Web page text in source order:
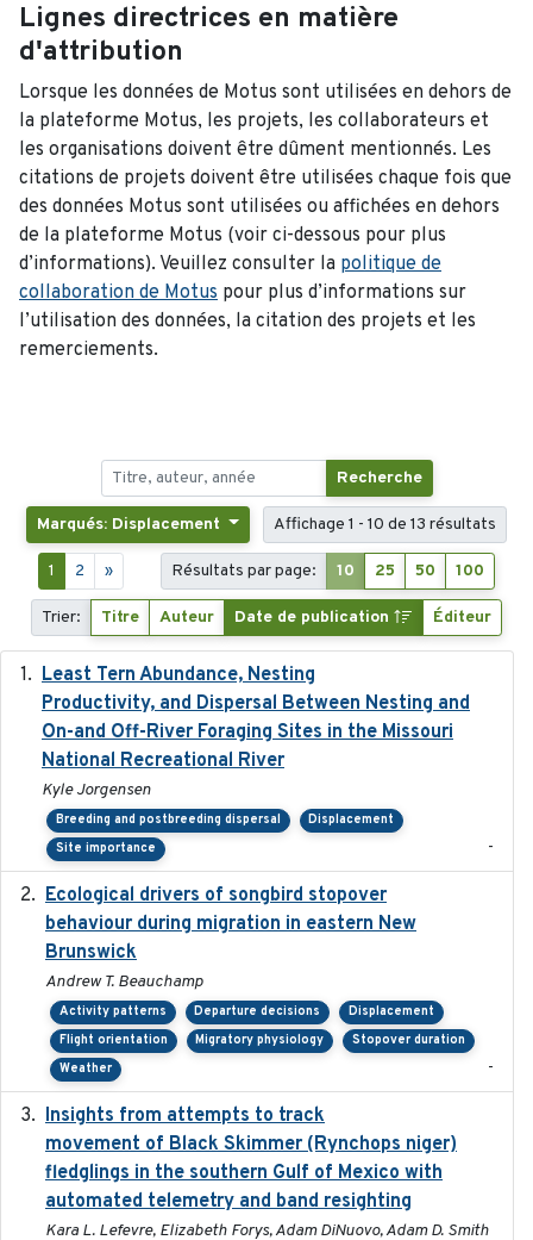
Lignes directrices en matière
d'attribution
Lorsque les données de Motus sont utilisées en dehors de
la plateforme Motus, les projets, les collaborateurs et
les organisations doivent être dûment mentionnés. Les
citations de projets doivent être utilisées chaque fois que
des données Motus sont utilisées ou affichées en dehors
de la plateforme Motus (voir ci-dessous pour plus
d’informations). Veuillez consulter la politique de
collaboration de Motus pour plus d’informations sur
l’utilisation des données, la citation des projets et les
remerciements.
Recherche
Marqués: Displacement Affichage 1 - 10 de 13 résultats
1 2 » Résultats par page: 10 25 50 100
Trier: Titre Auteur Date de publication Éditeur
Least Tern Abundance, Nesting
Productivity, and Dispersal Between Nesting and
On-and Off-River Foraging Sites in the Missouri
National Recreational River
Kyle Jorgensen
Breeding and postbreeding dispersal
Displacement
Site importance
-
Ecological drivers of songbird stopover
behaviour during migration in eastern New
Brunswick
Andrew T. Beauchamp
Activity patterns Departure decisions
Displacement
Flight orientation
Migratory physiology
Stopover duration
Weather
-
Insights from attempts to track
movement of Black Skimmer (Rynchops niger)
fledglings in the southern Gulf of Mexico with
automated telemetry and band resighting
Kara L. Lefevre, Elizabeth Forys, Adam DiNuovo, Adam D. Smith